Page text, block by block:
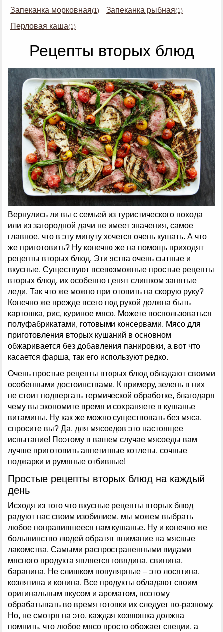
Запеканка морковная(1) Запеканка рыбная(1)
Перловая каша(1)
Рецепты вторых блюд
Вернулись ли вы с семьей из туристического похода
или из загородной дачи не имеет значения, самое
главное, что в эту минуту хочется очень кушать. А что
же приготовить? Ну конечно же на помощь приходят
рецепты вторых блюд. Эти яства очень сытные и
вкусные. Существуют всевозможные простые рецепты
вторых блюд, их особенно ценят слишком занятые
леди. Так что же можно приготовить на скорую руку?
Конечно же прежде всего под рукой должна быть
картошка, рис, куриное мясо. Можете воспользоваться
полуфабрикатами, готовыми консервами. Мясо для
приготовления вторых кушаний в основном
обжаривается без добавления панировки, а вот что
касается фарша, так его используют редко.
Очень простые рецепты вторых блюд обладают своими
особенными достоинствами. К примеру, зелень в них
не стоит подвергать термической обработке, благодаря
чему вы экономите время и сохраняете в кушанье
витамины. Ну как же можно существовать без мяса,
спросите вы? Да, для мясоедов это настоящее
испытание! Поэтому в вашем случае мясоеды вам
лучше приготовить аппетитные котлеты, сочные
поджарки и румяные отбивные!
Простые рецепты вторых блюд на каждый
день
Исходя из того что вкусные рецепты вторых блюд
радуют нас своим изобилием, мы можем выбрать
любое понравившееся нам кушанье. Ну и конечно же
большинство людей обратят внимание на мясные
лакомства. Самыми распространенными видами
мясного продукта является говядина, свинина,
баранина. Не слишком популярные – это лосятина,
козлятина и конина. Все продукты обладают своим
оригинальным вкусом и ароматом, поэтому
обрабатывать во время готовки их следует по-разному.
Но, не смотря на это, каждая хозяюшка должна
помнить, что любое мясо просто обожает специи, а